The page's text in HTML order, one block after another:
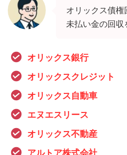
オリックス債権
未払い金の回収
オリックス銀行
オリックスクレジット
オリックス自動車
エヌエスリース
オリックス不動産